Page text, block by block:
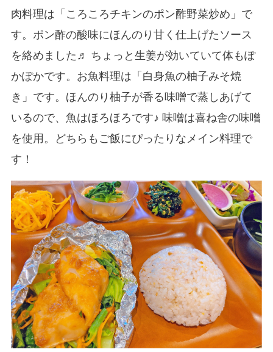
肉料理は「ころころチキンのポン酢野菜炒め」で
す。ポン酢の酸味にほんのり甘く仕上げたソース
を絡めました♬ ちょっと生姜が効いていて体もぽ
かぽかです。お魚料理は「白身魚の柚子みそ焼
き」です。ほんのり柚子が香る味噌で蒸しあげて
いるので、魚はほろほろです♪ 味噌は喜ね舎の味噌
を使用。どちらもご飯にぴったりなメイン料理で
す！